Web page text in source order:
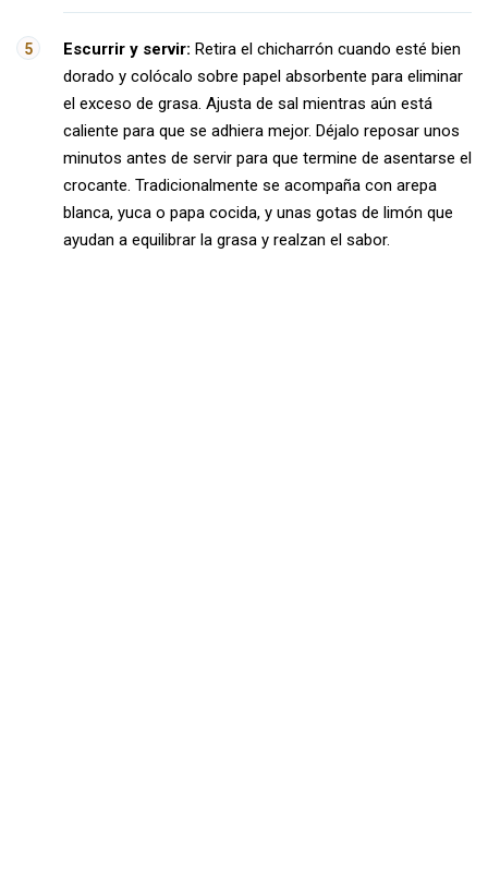
Escurrir y servir: Retira el chicharrón cuando esté bien
dorado y colócalo sobre papel absorbente para eliminar
el exceso de grasa. Ajusta de sal mientras aún está
caliente para que se adhiera mejor. Déjalo reposar unos
minutos antes de servir para que termine de asentarse el
crocante. Tradicionalmente se acompaña con arepa
blanca, yuca o papa cocida, y unas gotas de limón que
ayudan a equilibrar la grasa y realzan el sabor.